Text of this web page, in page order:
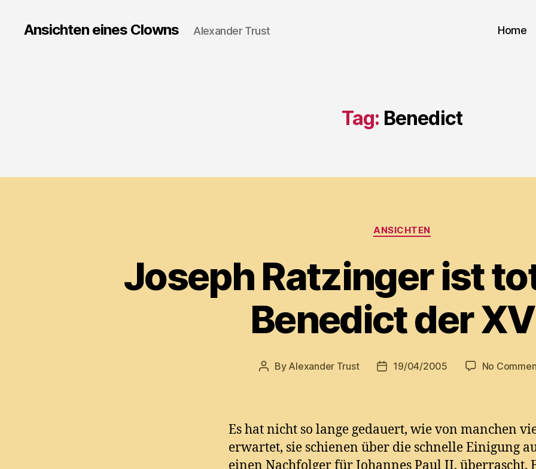
Ansichten eines Clowns Alexander Trust Home
Tag: Benedict
Categories
ANSICHTEN
Joseph Ratzinger ist
Benedict der
Post
By Alexander Trust
Post19/04/2005 No
Es hat nicht so lange gedauert, wie von manchen
erwartet, sie schienen über die schnelle Einigung
einen Nachfolger für Johannes Paul II. überrascht.